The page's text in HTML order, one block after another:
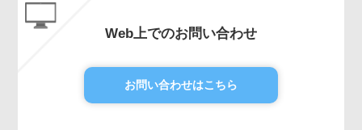
Web上でのお問い合わせ
お問い合わせはこちら